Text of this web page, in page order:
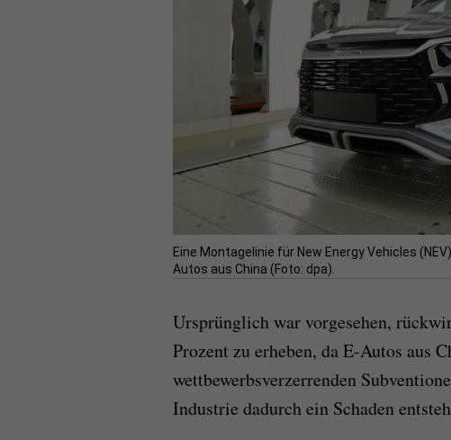
Eine Montagelinie für New Energy Vehicles
Autos aus China (Foto: dpa).
Ursprünglich war vorgesehen,
Prozent zu erheben, da E-Autos aus
wettbewerbsverzerrenden
Industrie dadurch ein Schaden